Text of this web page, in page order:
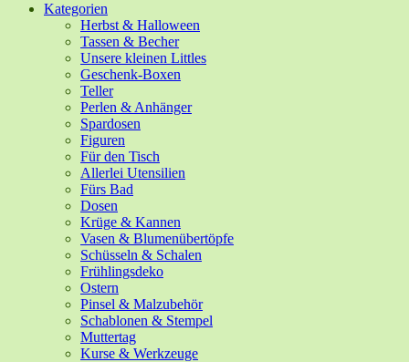
Kategorien
Herbst & Halloween
Tassen & Becher
Unsere kleinen Littles
Geschenk-Boxen
Teller
Perlen & Anhänger
Spardosen
Figuren
Für den Tisch
Allerlei Utensilien
Fürs Bad
Dosen
Krüge & Kannen
Vasen & Blumenübertöpfe
Schüsseln & Schalen
Frühlingsdeko
Ostern
Pinsel & Malzubehör
Schablonen & Stempel
Muttertag
Kurse & Werkzeuge